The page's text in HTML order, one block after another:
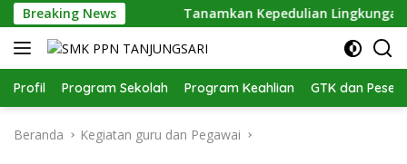
Langsung
ke
konten
Breaking News
Dunia Tanamkan Kepedulian Lingkungan,
Profil Program Sekolah Program Keahlian GTK dan
Beranda Kegiatan guru dan Pegawai